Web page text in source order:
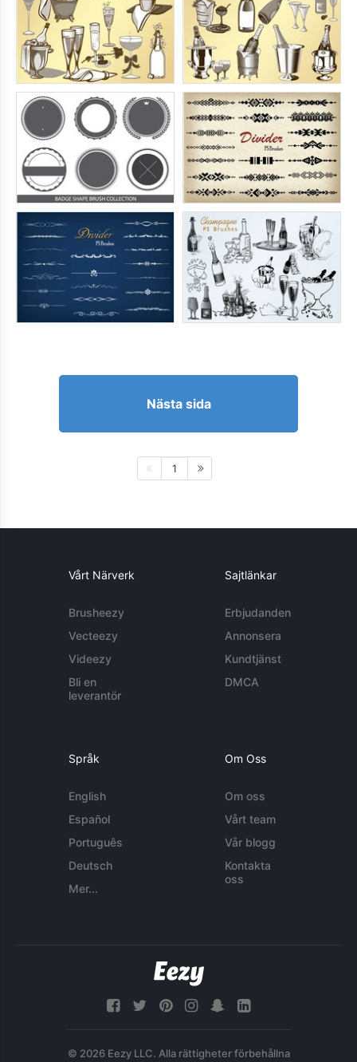
Nästa sida
1
Vårt Närverk
Brusheezy
Vecteezy
Videezy
Bli en
leverantör
Sajtlänkar
Erbjudanden
Annonsera
Kundtjänst
DMCA
Språk
English
Español
Português
Deutsch
Mer...
Om Oss
Om oss
Vårt team
Vår blogg
Kontakta
oss
© 2026 Eezy LLC. Alla rättigheter förbehållna